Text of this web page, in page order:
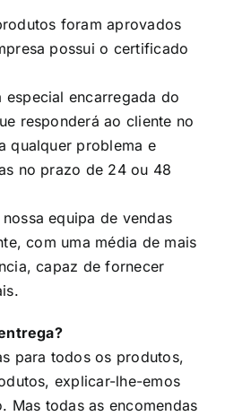
possui o certificado
encarregada do
responderá ao cliente no
qualquer problema e
no prazo de 24 ou 48
equipa de vendas
com uma média de mais
capaz de fornecer
para todos os produtos,
explicar-lhe-emos
todas as encomendas
dias.